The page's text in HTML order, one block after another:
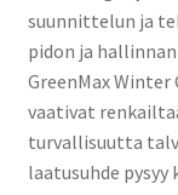
suunnittelun ja
pidon ja
GreenMax
vaativat
turvallisuutta
laatusuhde pysyy